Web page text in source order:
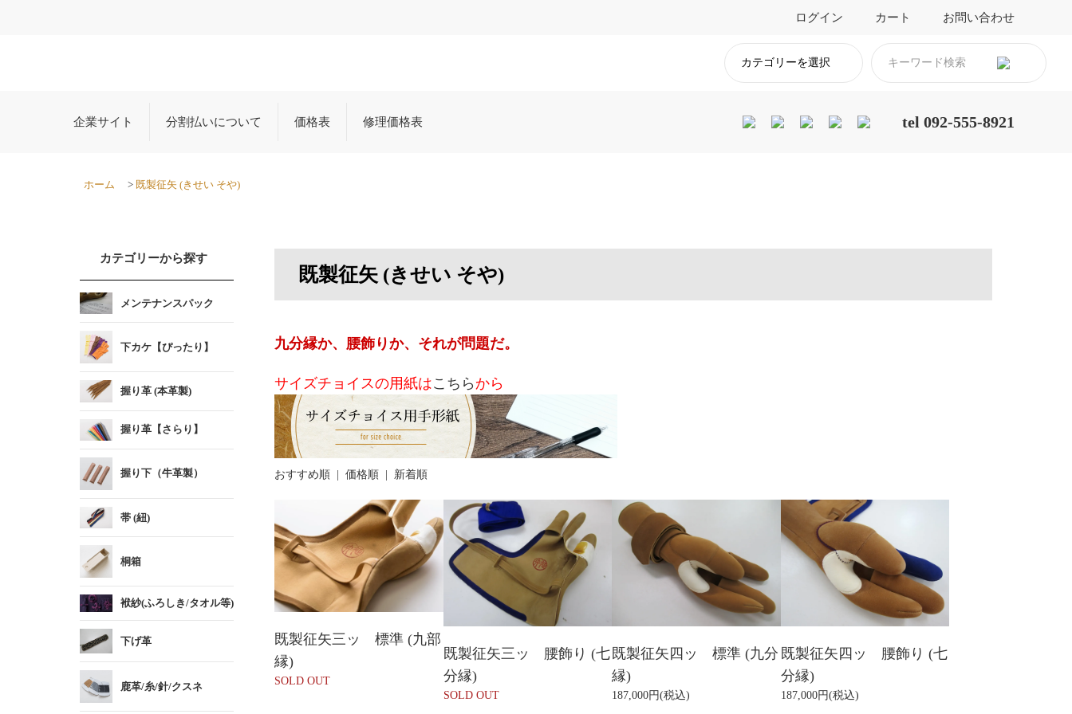
ログイン カート お問い合わせ
カテゴリーを選択
企業サイト 分割払いについて 価格表 修理価格表 tel 092-555-8921
ホーム > 既製征矢 (きせい そや)
既製征矢 (きせい そや)
九分縁か、腰飾りか、それが問題だ。
サイズチョイスの用紙はこちらから
おすすめ順 | 価格順 新着順
既製征矢三ッ 標準 (九部
縁)
SOLD OUT
既製征矢三ッ 腰飾り (七
分縁)
SOLD OUT
既製征矢四ッ 標準 (九分
縁)
187,000円(税込)
既製征矢四ッ 腰飾り (七
分縁)
187,000円(税込)
カテゴリーから探す
メンテナンスパック
下カケ【ぴったり】
握り革 (本革製)
握り革【さらり】
握り下（牛革製）
帯 (紐)
桐箱
袱紗(ふろしき/タオル等)
下げ革
鹿革/糸/針/クスネ